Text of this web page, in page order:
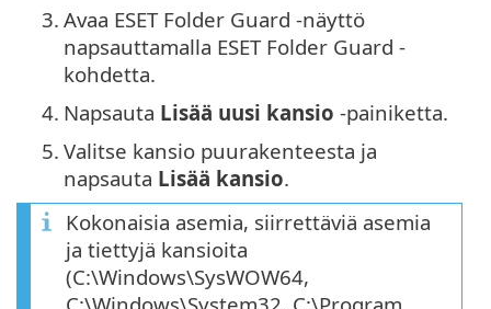
3. Avaa ESET Folder Guard -näyttö
napsauttamalla ESET Folder Guard -
kohdetta.
4. Napsauta Lisää uusi kansio -painiketta.
5. Valitse kansio puurakenteesta ja
napsauta Lisää kansio.
Kokonaisia asemia, siirrettäviä asemia
ja tiettyjä kansioita
(C:\Windows\SysWOW64,